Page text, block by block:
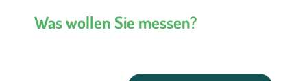
Was wollen Sie messen?